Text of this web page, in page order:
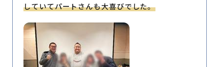
していてパートさんも大喜びでした。